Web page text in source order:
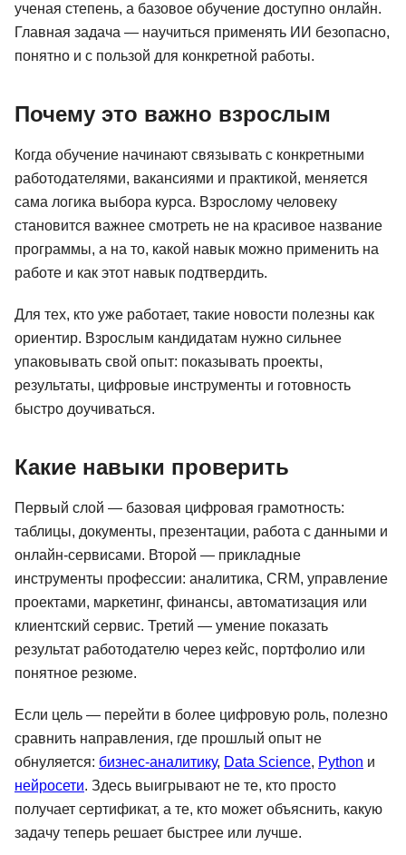
ученая степень, а базовое обучение доступно онлайн.
Главная задача — научиться применять ИИ безопасно,
понятно и с пользой для конкретной работы.
Почему это важно взрослым
Когда обучение начинают связывать с конкретными
работодателями, вакансиями и практикой, меняется
сама логика выбора курса. Взрослому человеку
становится важнее смотреть не на красивое название
программы, а на то, какой навык можно применить на
работе и как этот навык подтвердить.
Для тех, кто уже работает, такие новости полезны как
ориентир. Взрослым кандидатам нужно сильнее
упаковывать свой опыт: показывать проекты,
результаты, цифровые инструменты и готовность
быстро доучиваться.
Какие навыки проверить
Первый слой — базовая цифровая грамотность:
таблицы, документы, презентации, работа с данными и
онлайн-сервисами. Второй — прикладные
инструменты профессии: аналитика, CRM, управление
проектами, маркетинг, финансы, автоматизация или
клиентский сервис. Третий — умение показать
результат работодателю через кейс, портфолио или
понятное резюме.
Если цель — перейти в более цифровую роль, полезно
сравнить направления, где прошлый опыт не
обнуляется: бизнес-аналитику, Data Science, Python и
нейросети. Здесь выигрывают не те, кто просто
получает сертификат, а те, кто может объяснить, какую
задачу теперь решает быстрее или лучше.